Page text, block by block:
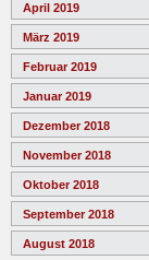
April 2019
März 2019
Februar 2019
Januar 2019
Dezember 2018
November 2018
Oktober 2018
September 2018
August 2018